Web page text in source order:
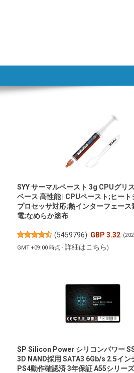
SYY サーマルペースト 3g CPUグリ
ベース 高性能 | CPUペースト;ヒー
プロセッサ対応;熱インターフェース
電;なめらか塗布
(5459796) GBP 3.32
GMT +09:00 時点 -詳細はこちら)
SP Silicon Power シリコンパワー
3D NAND採用 SATA3 6Gb/s 2.5イン
PS4動作確認済 3年保証 A55シリー